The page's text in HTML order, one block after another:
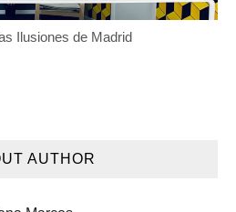
Ilusiones de Madrid
AUTHOR